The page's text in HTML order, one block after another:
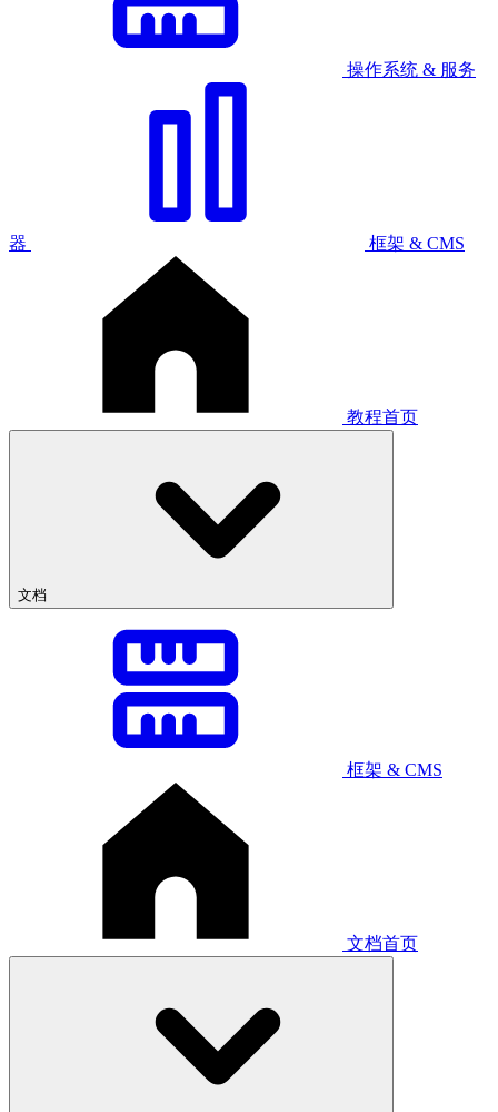
操作系统 & 服务
器 框架 & CMS
教程首页
文档
框架 & CMS
文档首页